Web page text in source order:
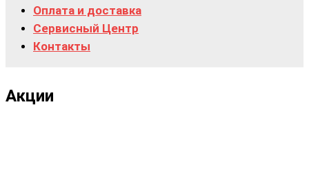
Оплата и доставка
Сервисный Центр
Контакты
Акции